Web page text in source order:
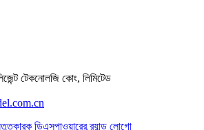
টেকনোলজি কোং, লিমিটেড